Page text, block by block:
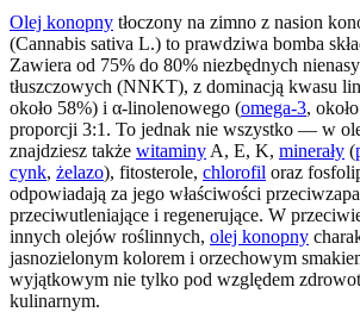
Olej konopny tłoczony na zimno z nasion
(Cannabis sativa L.) to prawdziwa bomba
Zawiera od 75% do 80% niezbędnych
tłuszczowych (NNKT), z dominacją kwasu
około 58%) i α-linolenowego (omega-3,
proporcji 3:1. To jednak nie wszystko — w
znajdziesz także witaminy A, E, K, minerały (
cynk, żelazo), fitosterole, chlorofil oraz
odpowiadają za jego właściwości
przeciwutleniające i regenerujące. W
innych olejów roślinnych, olej konopny
jasnozielonym kolorem i orzechowym
wyjątkowym nie tylko pod względem
kulinarnym.